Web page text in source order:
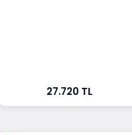
27.720 TL